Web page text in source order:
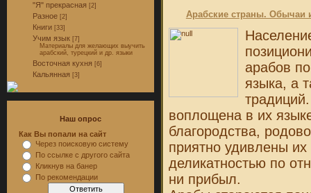
"Я" прекрасная [2]
Разное [2]
Книги [33]
Учим язык [7]
Материалы для желающих выучить
арабский, турецкий и др. языки
Восточная кухня [6]
Кальянная [3]
Наш опрос
Как Вы попали на сайт
Через поисковую систему
По ссылке с другого сайта
Кликнув на банер
По рекомендации
Арабские страны. Обычаи
арабов
языка, а
воплощена в их
благородства,
приятно удивлены
деликатностью по
ни прибыл.